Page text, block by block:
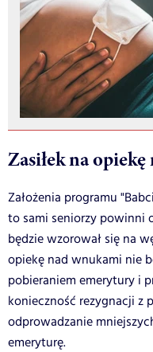
Zasiłek na
Założenia programu
to sami seniorzy powinni
będzie wzorował się na
opiekę nad wnukami nie
pobieraniem emerytury i
konieczność rezygnacji z
odprowadzanie
emeryturę.